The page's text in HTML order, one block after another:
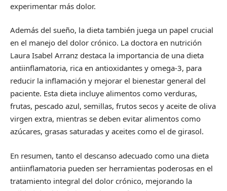
experimentar más dolor.
Además del sueño, la dieta también juega un papel crucial
en el manejo del dolor crónico. La doctora en nutrición
Laura Isabel Arranz destaca la importancia de una dieta
antiinflamatoria, rica en antioxidantes y omega-3, para
reducir la inflamación y mejorar el bienestar general del
paciente. Esta dieta incluye alimentos como verduras,
frutas, pescado azul, semillas, frutos secos y aceite de oliva
virgen extra, mientras se deben evitar alimentos como
azúcares, grasas saturadas y aceites como el de girasol.
En resumen, tanto el descanso adecuado como una dieta
antiinflamatoria pueden ser herramientas poderosas en el
tratamiento integral del dolor crónico, mejorando la